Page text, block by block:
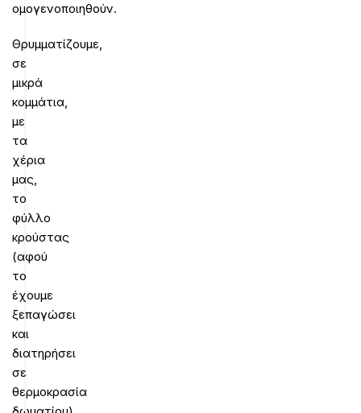
ομογενοποιηθούν.
Θρυμματίζουμε,
σε
μικρά
κομμάτια,
με
τα
χέρια
μας,
το
φύλλο
κρούστας
(αφού
το
έχουμε
ξεπαγώσει
και
διατηρήσει
σε
θερμοκρασία